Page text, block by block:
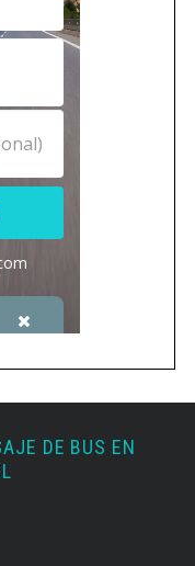
DE BUS EN